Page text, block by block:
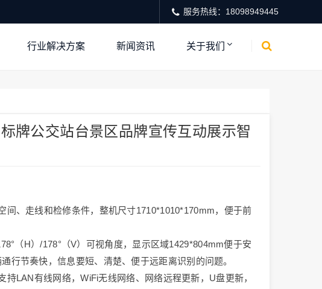
服务热线：18098949445
行业解决方案 新闻资讯 关于我们
牌公交站台景区品牌宣传互动展示智
间、走线和检修条件，整机尺寸1710*1010*170mm，便于前
（H）/178°（V）可视角度，显示区域1429*804mm便于安
行节奏快，信息要短、清楚、便于远距离识别的问题。
LAN有线网络，WiFi无线网络、网络远程更新，U盘更新，